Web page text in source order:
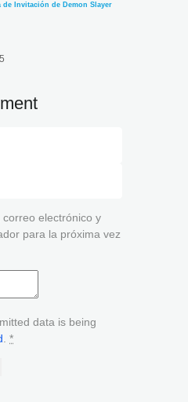
de Invitación de Demon Slayer
electrónico y
para la próxima vez
data is being
*